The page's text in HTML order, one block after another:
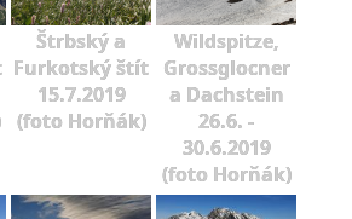
Štrbský a
Furkotský štít
15.7.2019
(foto Horňák)
Wildspitze,
Grossglocner
a Dachstein
26.6. -
30.6.2019
(foto Horňák)